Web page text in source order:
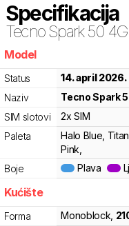
Specifikacija
Tecno Spark 50
Model
Status 14. april 2026.
Naziv
TecnoSpark
SIM slotovi
2x SIM
Paleta
Halo Blue,
Pink,
Boje
Plava
Kućište
Forma Monoblock